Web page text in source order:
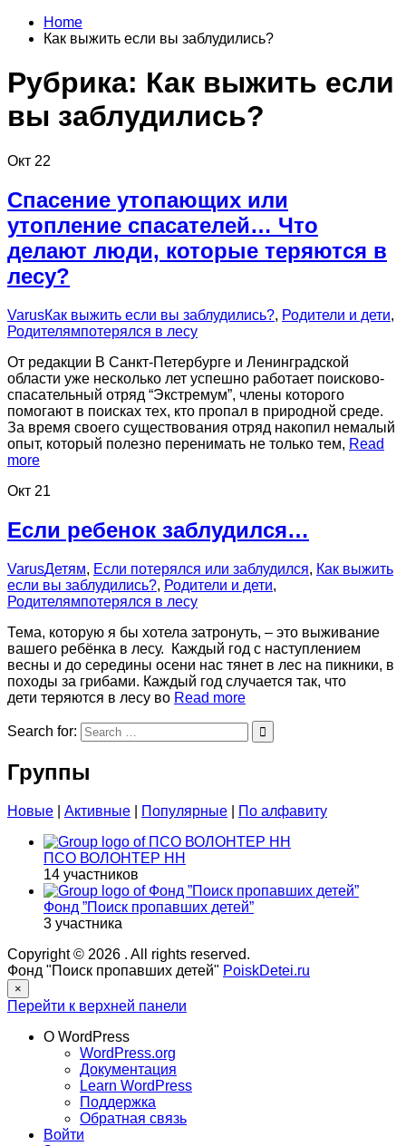
Home
Как выжить если вы заблудились?
Рубрика: Как выжить если
вы заблудились?
Окт 22
Спасение утопающих или
утопление спасателей… Что
делают люди, которые теряются в
лесу?
VarusКак выжить если вы заблудились?, Родители и дети,
Родителямпотерялся в лесу
От редакции В Санкт-Петербурге и Ленинградской
области уже несколько лет успешно работает поисково-
спасательный отряд “Экстремум”, члены которого
помогают в поисках тех, кто пропал в природной среде.
За время своего существования отряд накопил немалый
опыт, который полезно перенимать не только тем, Read
more
Окт 21
Если ребенок заблудился…
VarusДетям, Если потерялся или заблудился, Как выжить
если вы заблудились?, Родители и дети,
Родителямпотерялся в лесу
Тема, которую я бы хотела затронуть, – это выживание
вашего ребёнка в лесу. Каждый год с наступлением
весны и до середины осени нас тянет в лес на пикники, в
походы за грибами. Каждый год случается так, что
дети теряются в лесу во Read more
Search for:
Группы
Новые Активные Популярные По алфавиту
ПСО ВОЛОНТЕР НН
14 участников
Фонд ”Поиск пропавших детей”
3 участника
Copyright © 2026 . All rights reserved.
Фонд "Поиск пропавших детей" PoiskDetei.ru
×
Перейти к верхней панели
О WordPress
WordPress.org
Документация
Learn WordPress
Поддержка
Обратная связь
Войти